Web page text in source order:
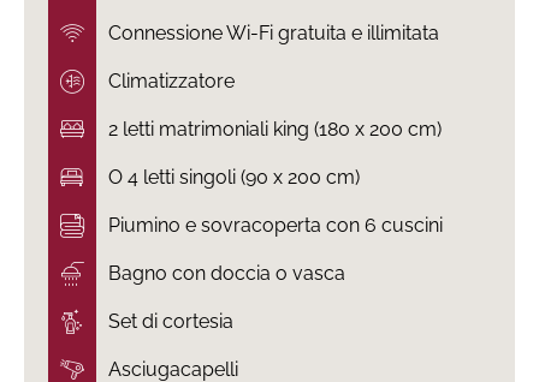
Connessione Wi-Fi gratuita e illimitata
Climatizzatore
2 letti matrimoniali king (180 x 200 cm)
O 4 letti singoli (90 x 200 cm)
Piumino e sovracoperta con 6 cuscini
Bagno con doccia o vasca
Set di cortesia
Asciugacapelli